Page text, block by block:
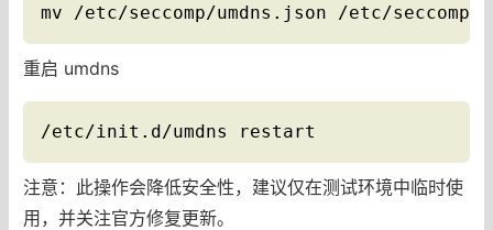
mv /etc/seccomp/umdns.json /etc/
重启 umdns
/etc/init.d/umdns restart
注意：此操作会降低安全性，建议仅在测试环境中临时使
用，并关注官方修复更新。